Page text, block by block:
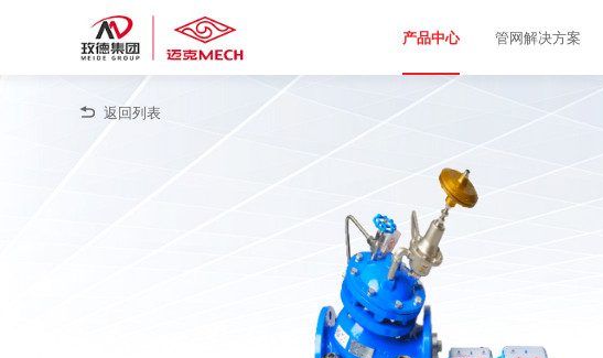
产品中心 管网解决方案
返回列表